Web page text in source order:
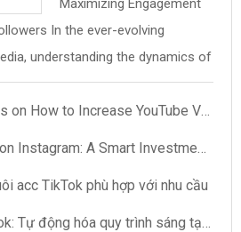
Uploader: Features You
align:left;text-
12pt ...
Maximizing Engagement
In the ever-evolving
understanding the dynamics of
mềm quét số điện thoại
đại số hóa hiện nay, việc thu
pháp cho những ai ngại
càng phát triển, việc kết nối và ...
Save Time and Effort on
paced world of content
especially when it ...
and Views: The Secret to
digital landscape, having a
like ...
Kỹ thuật và mẹo
to Increase YouTube Views Automatically
A Smart Investment for Growth
acc TikTok phù hợp với nhu cầu
động hóa quy trình sáng tạo nội dung